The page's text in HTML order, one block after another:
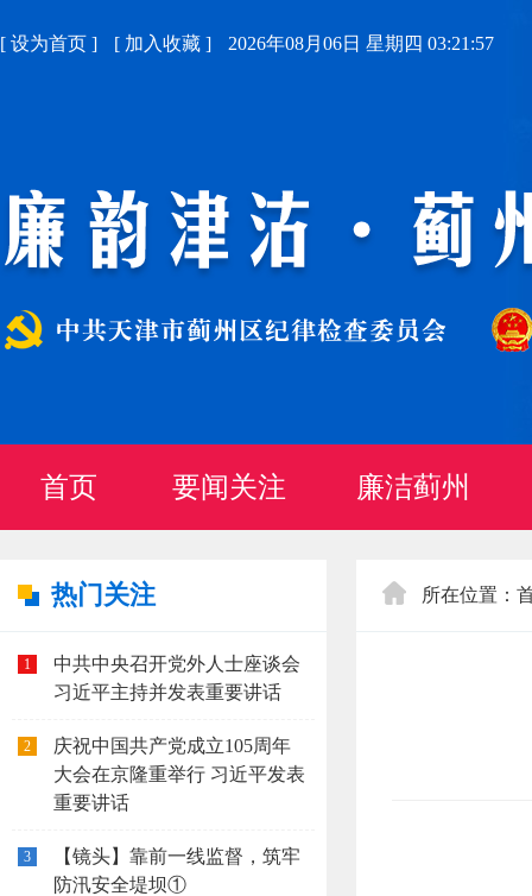
[ 设为首页 ] [ 加入收藏 ] 2026年08月06日 星期四 03:21:58
首页 要闻关注 廉洁蓟州
热门关注
1
中共中央召开党外人士座谈会
习近平主持并发表重要讲话
2
庆祝中国共产党成立105周年
大会在京隆重举行 习近平发表
重要讲话
3
【镜头】靠前一线监督，筑牢
防汛安全堤坝①
所在位置：